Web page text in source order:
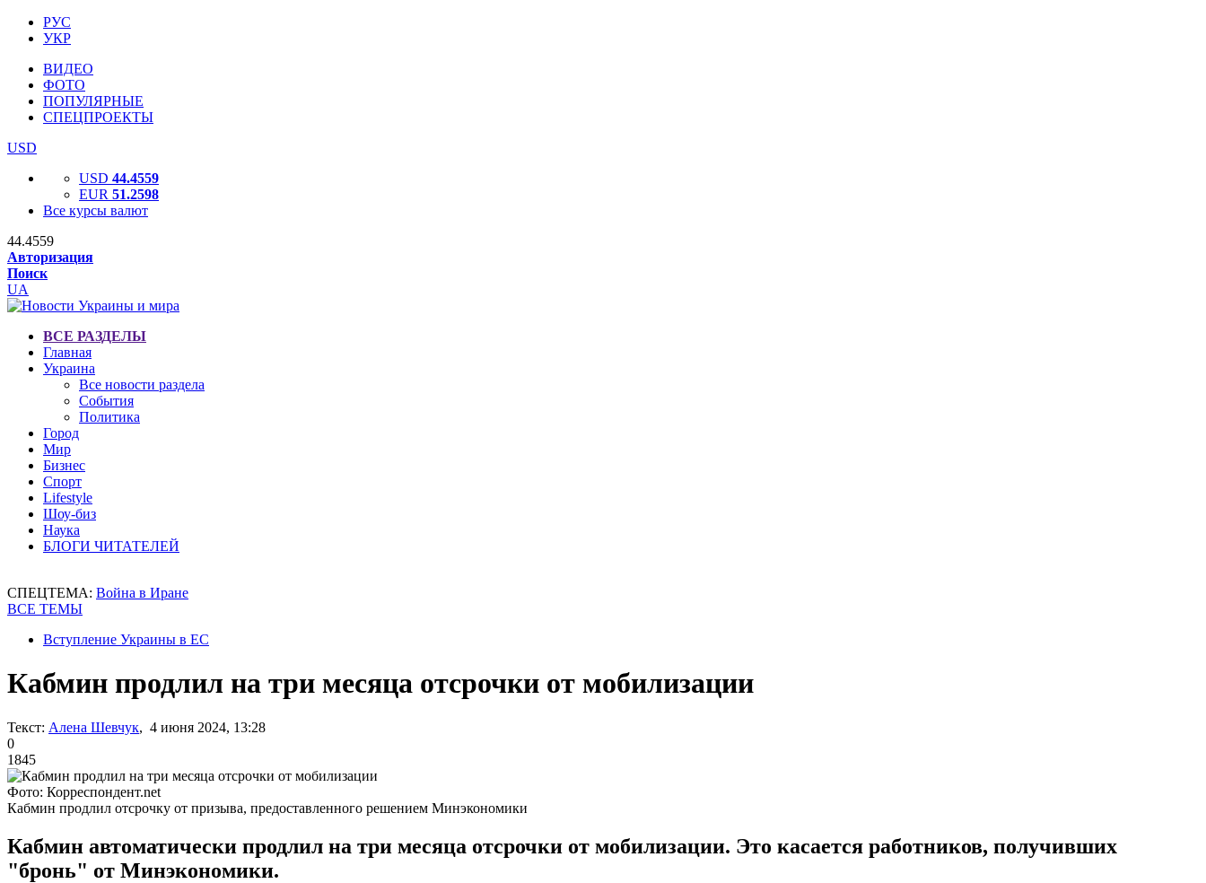
РУС
УКР
ВИДЕО
ФОТО
ПОПУЛЯРНЫЕ
СПЕЦПРОЕКТЫ
USD
USD 44.4559
EUR 51.2598
Все курсы валют
44.4559
Авторизация
Поиск
UA
ВСЕ РАЗДЕЛЫ
Главная
Украина
Все новости раздела
События
Политика
Город
Мир
Бизнес
Спорт
Lifestyle
Шоу-биз
Наука
БЛОГИ ЧИТАТЕЛЕЙ
СПЕЦТЕМА: Война в Иране
ВСЕ ТЕМЫ
Вступление Украины в ЕС
Кабмин продлил на три месяца отсрочки от мобилизации
Текст: Алена Шевчук, 4 июня 2024, 13:28
0
1845
Фото: Корреспондент.net
Кабмин продлил отсрочку от призыва, предоставленного решением Минэкономики
Кабмин автоматически продлил на три месяца отсрочки от мобилизации. Это касается работников, получивших
"бронь" от Минэкономики.